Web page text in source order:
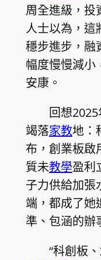
周全進級，投
人士以為，這
穩步進步，融
幅度慢慢減小
安康。
回想
竭落家教地：
布，創業板啟
質未教學盈利
子力供給加張
端，都成了她
準、包涵的辦
“科創板